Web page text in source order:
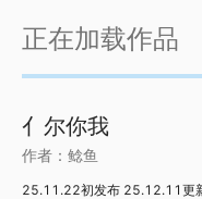
正在加载作品
亻尔你我
作者： 鲶鱼
25.11.22初发布 25.12.11更